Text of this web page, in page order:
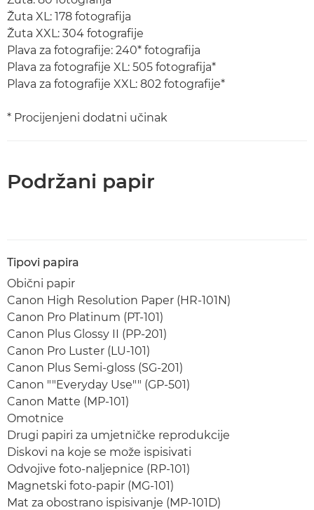
Žuta XL: 178 fotografija
Žuta XXL: 304 fotografije
Plava za fotografije: 240* fotografija
Plava za fotografije XL: 505 fotografija*
Plava za fotografije XXL: 802 fotografije*
* Procijenjeni dodatni učinak
Podržani papir
Tipovi papira
Obični papir
Canon High Resolution Paper (HR-101N)
Canon Pro Platinum (PT-101)
Canon Plus Glossy II (PP-201)
Canon Pro Luster (LU-101)
Canon Plus Semi-gloss (SG-201)
Canon ""Everyday Use"" (GP-501)
Canon Matte (MP-101)
Omotnice
Drugi papiri za umjetničke reprodukcije
Diskovi na koje se može ispisivati
Odvojive foto-naljepnice (RP-101)
Magnetski foto-papir (MG-101)
Mat za obostrano ispisivanje (MP-101D)